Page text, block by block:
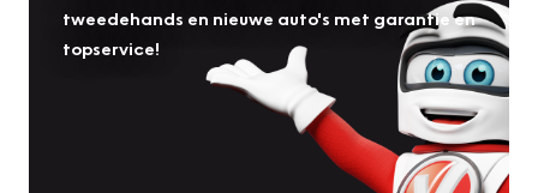
tweedehands en nieuwe auto's met garantie en
topservice!